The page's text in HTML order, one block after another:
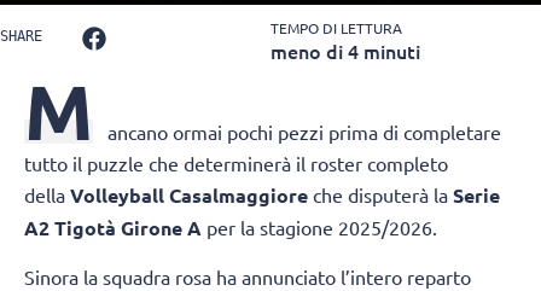
SHARE TEMPO DI LETTURA
meno di 4 minuti
M
ancano ormai pochi pezzi prima di completare
tutto il puzzle che determinerà il roster completo
della Volleyball Casalmaggiore che disputerà la Serie
A2 Tigotà Girone A per la stagione 2025/2026.
Sinora la squadra rosa ha annunciato l’intero reparto